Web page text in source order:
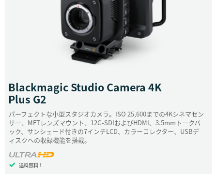
BlackmagicStudio Camera 4K
Plus G2
パーフェクトな小型スタジオカメラ。ISO 25,600までの4Kシネマセン
サー、MFTレンズマウント、12G-SDIおよびHDMI、3.5mmトークバ
ック、サンシェード付きの7インチLCD、カラーコレクター、USBデ
ィスクへの収録機能を搭載。
送料無料！